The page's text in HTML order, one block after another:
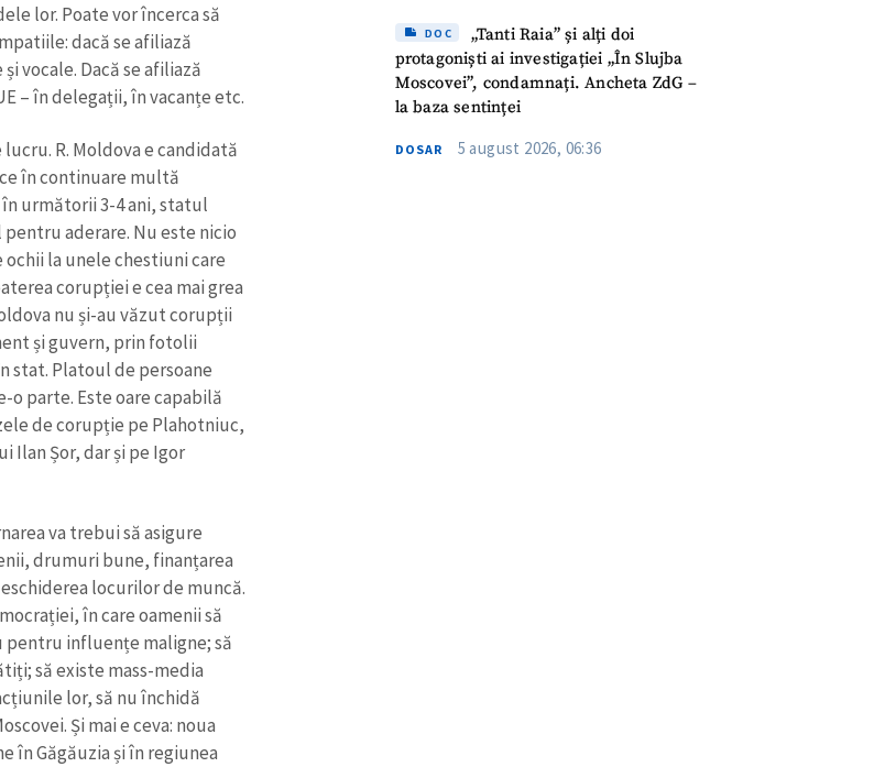
lor. Poate vor încerca să
dacă se afiliază
vocale. Dacă se afiliază
– în delegații, în vacanțe etc.
R. Moldova e candidată
în continuare multă
următorii 3-4 ani, statul
aderare. Nu este nicio
la unele chestiuni care
corupției e cea mai grea
nu și-au văzut corupții
și guvern, prin fotolii
stat. Platoul de persoane
parte. Este oare capabilă
de corupție pe Plahotniuc,
Ilan Șor, dar și pe Igor
va trebui să asigure
drumuri bune, finanțarea
locurilor de muncă.
în care oamenii să
influențe maligne; să
să existe mass-media
lor, să nu închidă
Și mai e ceva: noua
în Găgăuzia și în regiunea
DOC
„Tanti Raia” și alți doi
protagoniști ai investigației „În Slujba
Moscovei”, condamnați. Ancheta ZdG –
la baza sentinței
DOSAR 5 august 2026, 06:36